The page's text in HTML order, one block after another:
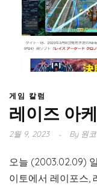
게임 칼럼
레이즈 아
2월 9, 2023 By원코
오늘 (2003.02.09)
이토에서 레이포스,